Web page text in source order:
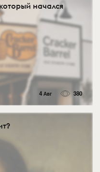
начался
4 Авг 380